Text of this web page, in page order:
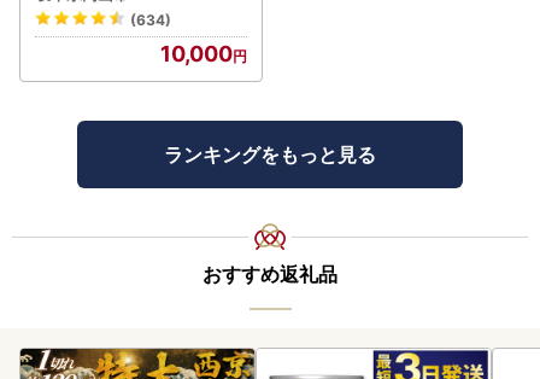
でお知らせいたします。
※寄附申込をいただいた際に登録されているメールアドレス
宛に自動配信されます。
メールが配信されない可能性がございますので、ご了承く
◎返礼品によっては、離島の一部へお届けできない場合がご
◎返礼品到着前に転居等で住所が変わる場合は、必ずご連絡
寄附キャンセル
可能となる場合がございます。
01 FN-Limited-VO
(634)
10,000
ランキングをもっと見る
おすすめ返礼品